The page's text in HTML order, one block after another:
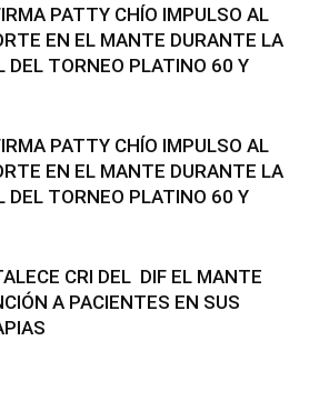
PATTY CHÍO IMPULSO AL
EN EL MANTE DURANTE LA
DEL TORNEO PLATINO 60 Y
PATTY CHÍO IMPULSO AL
EN EL MANTE DURANTE LA
DEL TORNEO PLATINO 60 Y
CRI DEL DIF EL MANTE
A PACIENTES EN SUS